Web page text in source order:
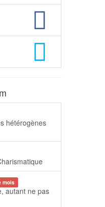
hétérogènes
mois
autant ne pas